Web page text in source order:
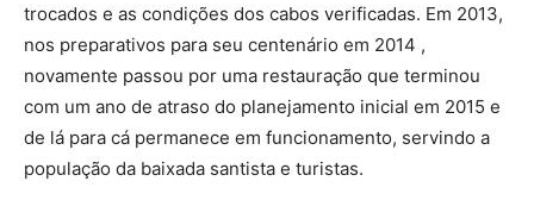
trocados e as condições dos cabos verificadas. Em 2013,
nos preparativos para seu centenário em 2014 ,
novamente passou por uma restauração que terminou
com um ano de atraso do planejamento inicial em 2015 e
de lá para cá permanece em funcionamento, servindo a
população da baixada santista e turistas.